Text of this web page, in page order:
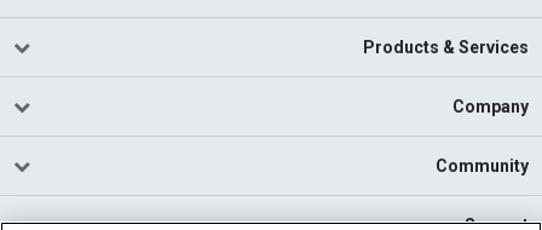
Products & Services
Company
Community
Support